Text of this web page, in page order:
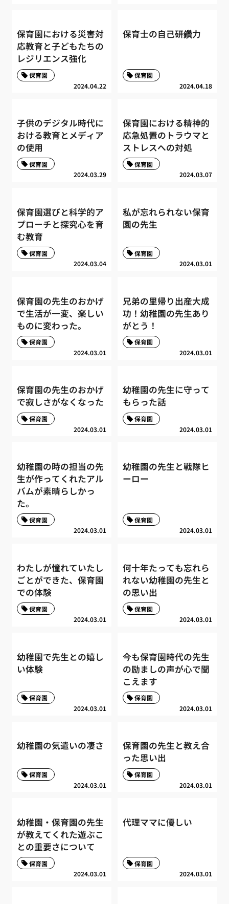
保育園における災害対
応教育と子どもたちの
レジリエンス強化
2024.04.22
保育園
保育士の自己研鑽力
2024.04.18
保育園
子供のデジタル時代に
おける教育とメディア
の使用
2024.03.29
保育園
保育園における精神的
応急処置のトラウマと
ストレスへの対処
2024.03.07
保育園
保育園選びと科学的ア
プローチと探究心を育
む教育
2024.03.04
保育園
私が忘れられない保育
園の先生
2024.03.01
保育園
保育園の先生のおかげ
で生活が一変、楽しい
ものに変わった。
2024.03.01
保育園
兄弟の里帰り出産大成
功！幼稚園の先生あり
がとう！
2024.03.01
保育園
保育園の先生のおかげ
で寂しさがなくなった
2024.03.01
保育園
幼稚園の先生に守って
もらった話
2024.03.01
保育園
幼稚園の時の担当の先
生が作ってくれたアル
バムが素晴らしかっ
た。
2024.03.01
保育園
幼稚園の先生と戦隊ヒ
ーロー
2024.03.01
保育園
わたしが憧れていたし
ごとができた、保育園
での体験
2024.03.01
保育園
何十年たっても忘れら
れない幼稚園の先生と
の思い出
2024.03.01
保育園
幼稚園で先生との嬉し
い体験
2024.03.01
保育園
今も保育園時代の先生
の励ましの声が心で聞
こえます
2024.03.01
保育園
幼稚園の気遣いの凄さ
2024.03.01
保育園
保育園の先生と教え合
った思い出
2024.03.01
保育園
幼稚園・保育園の先生
が教えてくれた遊ぶこ
との重要さについて
2024.03.01
保育園
代理ママに優しい
2024.03.01
保育園